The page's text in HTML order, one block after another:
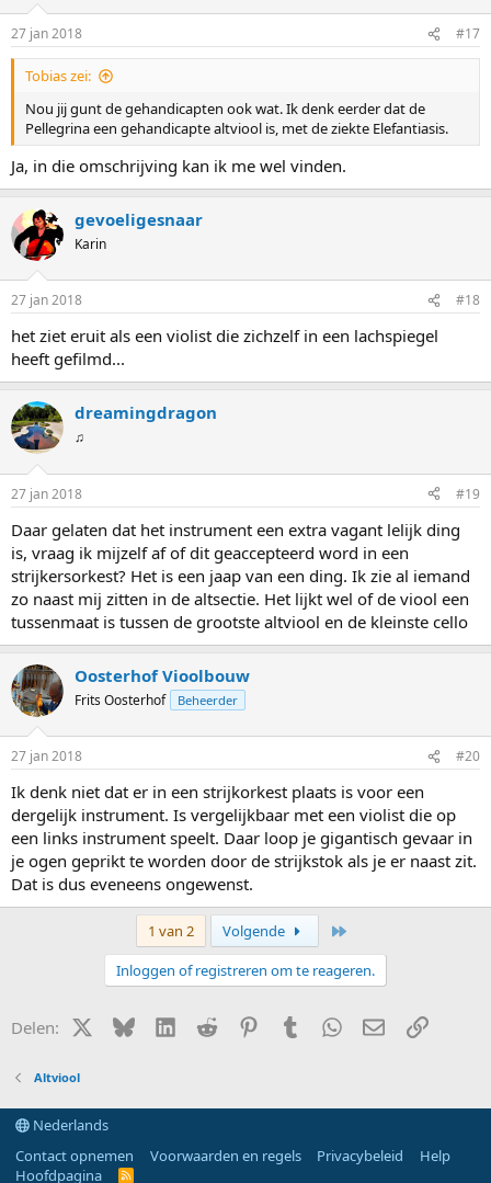
n
g
e
27 jan 2018 #17
Tobias zei:
Nou jij gunt de gehandicapten ook wat. Ik denk eerder dat de
Pellegrina een gehandicapte altviool is, met de ziekte Elefantiasis.
Ja, in die omschrijving kan ik me wel vinden.
gevoeligesnaar
Karin
27 jan 2018 #18
het ziet eruit als een violist die zichzelf in een lachspiegel
heeft gefilmd...
dreamingdragon
♫
27 jan 2018 #19
Daar gelaten dat het instrument een extra vagant lelijk ding
is, vraag ik mijzelf af of dit geaccepteerd word in een
strijkersorkest? Het is een jaap van een ding. Ik zie al iemand
zo naast mij zitten in de altsectie. Het lijkt wel of de viool een
tussenmaat is tussen de grootste altviool en de kleinste cello
Oosterhof Vioolbouw
Frits Oosterhof Beheerder
27 jan 2018 #20
Ik denk niet dat er in een strijkorkest plaats is voor een
dergelijk instrument. Is vergelijkbaar met een violist die op
een links instrument speelt. Daar loop je gigantisch gevaar in
je ogen geprikt te worden door de strijkstok als je er naast zit.
Dat is dus eveneens ongewenst.
1 van 2 Volgende
Inloggen of registreren om te reageren.
Delen: X (Twitter)
BlueskyLinkedIn
Reddit PinterestTumblr WhatsApp
E-mailLink
Altviool
Nederlands
Contact opnemen
Voorwaarden en regels Privacybeleid
Help
Hoofdpagina
R